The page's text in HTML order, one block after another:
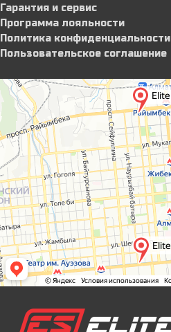
Гарантия и сервис
Программа лояльности
Политика конфиденциальности
Пользовательское соглашение